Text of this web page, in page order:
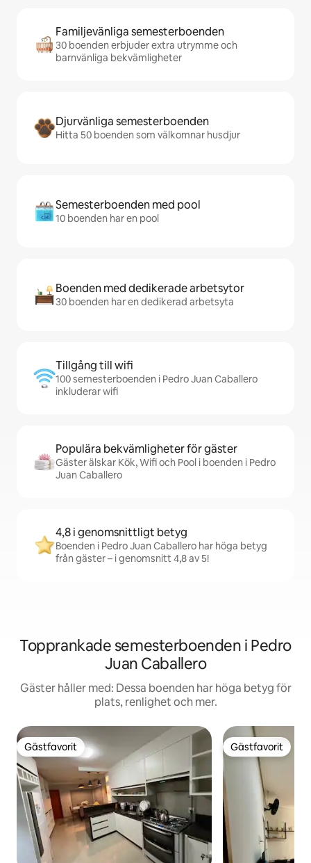
Familjevänliga semesterboenden
30 boenden erbjuder extra utrymme och
barnvänliga bekvämligheter
Djurvänliga semesterboenden
Hitta 50 boenden som välkomnar husdjur
Semesterboenden med pool
10 boenden har en pool
Boenden med dedikerade arbetsytor
30 boenden har en dedikerad arbetsyta
Tillgång till wifi
100 semesterboenden i Pedro Juan Caballero
inkluderar wifi
Populära bekvämligheter för gäster
Gäster älskar Kök, Wifi och Pool i boenden i Pedro
Juan Caballero
4,8 i genomsnittligt betyg
Boenden i Pedro Juan Caballero har höga betyg
från gäster – i genomsnitt 4,8 av 5!
Topprankade semesterboenden i Pedro
Juan Caballero
Gäster håller med: Dessa boenden har höga betyg för
plats, renlighet och mer.
Gästfavorit
Gästfavorit Gästfavorit
Gästfavorit